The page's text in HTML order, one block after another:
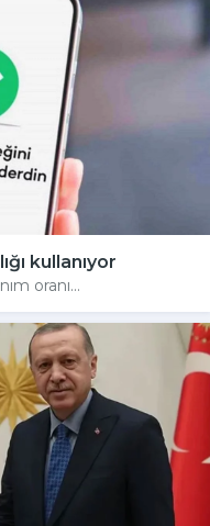
kullanıyor
oranı...